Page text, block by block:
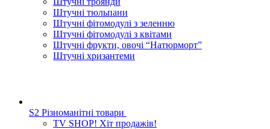
Штучні тюльпани
Штучні фітомодулі з зеленню
Штучні фітомодулі з квітами
Штучні фрукти, овочі “Натюрморт”
Штучні хризантеми
S2 Різноманітні товари
TV SHOP! Хіт продажів!